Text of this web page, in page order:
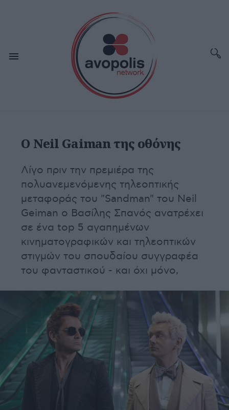
Ο Neil Gaiman της οθόνης
Λίγο πριν την πρεμιέρα της
πολυανεμενόμενης τηλεοπτικής
μεταφοράς του "Sandman" του Neil
Geiman ο Βασίλης Σπανός ανατρέχει
σε ένα top 5 αγαπημένων
κινηματογραφικών και τηλεοπτικών
στιγμών του σπουδαίου συγγραφέα
του φανταστικού - και όχι μόνο,